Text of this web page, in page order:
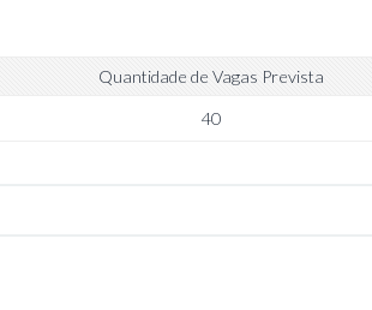
Quantidade de Vagas Prevista
40